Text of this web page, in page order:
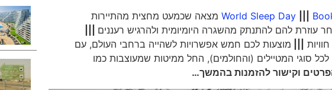
מצאה שכמעט מחצית מהתיירות
עוזרת להם להתנתק מהשגרה היומיומית ולהרגיש רעננים
מוצעות לכם חמש אפשרויות לשהייה ברחבי העולם, עם
לכל סוגי המטיילים (והחולמים), החל ממיטות שמעוצבות כמו
וקישור להזמנות בהמשך…